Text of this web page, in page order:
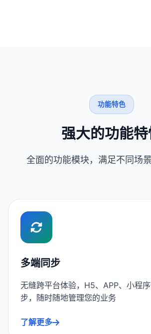
功能特色
强大的功能
全面的功能模块，满足不同场
多端同步
无缝跨平台体验，H5、APP、小程
步，随时随地管理您的业务
了解更多